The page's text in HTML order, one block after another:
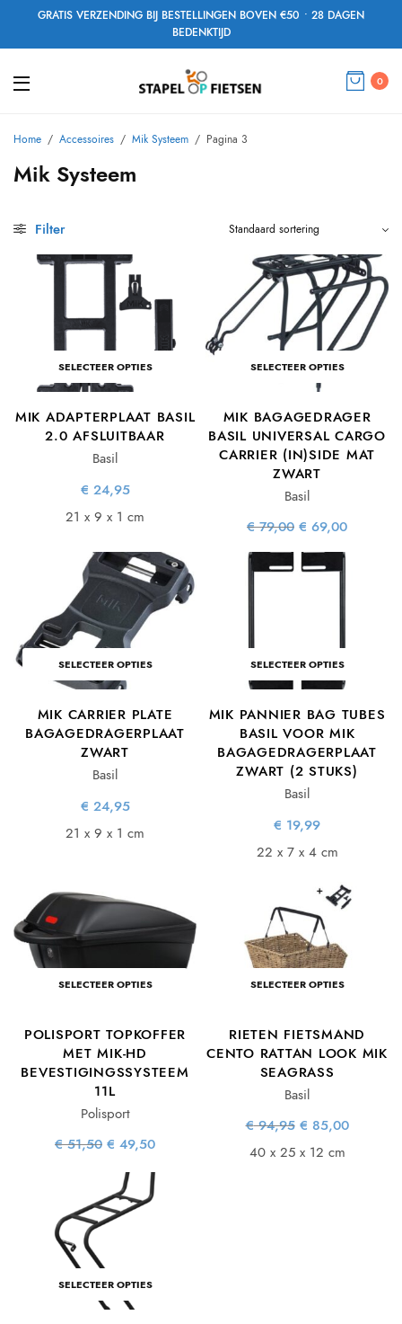
GRATIS VERZENDING BIJ BESTELLINGEN BOVEN €50 • 28 DAGEN
BEDENKTIJD
0
Home / Accessoires / Mik Systeem / Pagina 3
Mik Systeem
Filter
SELECTEER OPTIES
MIK ADAPTERPLAAT BASIL
2.0 AFSLUITBAAR
Basil
€ 24,95
21 x 9 x 1 cm
SELECTEER OPTIES
MIK BAGAGEDRAGER
BASIL UNIVERSAL CARGO
CARRIER (IN)SIDE MAT
ZWART
Basil
€79,00 Oorspronkelijke
prijs was:
€ 79,00.
€ 69,00
SELECTEER OPTIES
MIK CARRIER PLATE
BAGAGEDRAGERPLAAT
ZWART
Basil
€ 24,95
21 x 9 x 1 cm
SELECTEER OPTIES
MIK PANNIER BAG TUBES
BASIL VOOR MIK
BAGAGEDRAGERPLAAT
ZWART (2 STUKS)
Basil
€ 19,99
22 x 7 x 4 cm
SELECTEER OPTIES
POLISPORT TOPKOFFER
MET MIK-HD
BEVESTIGINGSSYSTEEM
11L
Polisport
€51,50 Oorspronkelijke
prijs was:
€ 51,50.
€ 49,50
€ 49,50.
SELECTEER OPTIES
RIETEN FIETSMAND
CENTO RATTAN LOOK MIK
SEAGRASS
Basil
€94,95 Oorspronkelijke
prijs was:
€ 94,95.
€ 85,00
40 x 25 x 12 cm
SELECTEER OPTIES